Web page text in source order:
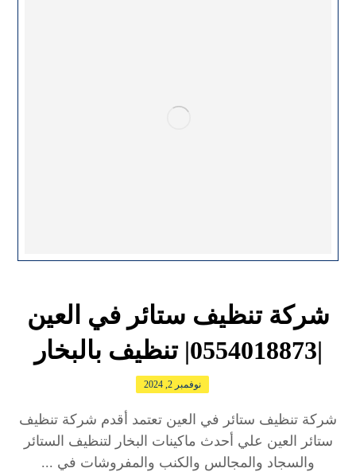
شركة تنظيف ستائر في العين
|0554018873| تنظيف بالبخار
نوفمبر 2, 2024
شركة تنظيف ستائر في العين تعتمد أقدم شركة تنظيف
ستائر العين علي أحدث ماكينات البخار لتنظيف الستائر
والسجاد والمجالس والكنب والمفروشات في ...